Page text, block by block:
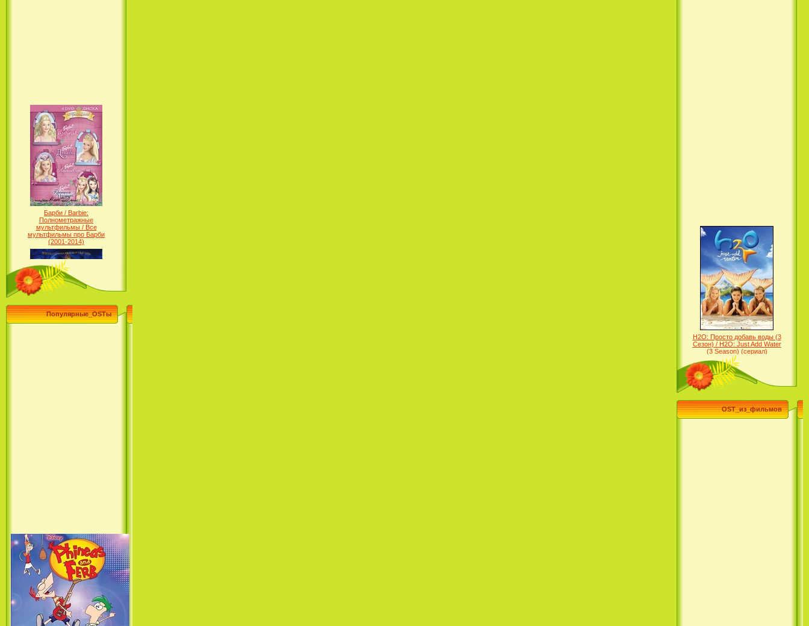
Барби / Barbie:
Полнометражные
мультфильмы / Все
мультфильмы про Барби
(2001-2014)
Фархат: Принц Персии /
Farhat: The Prince of the
Desert (сериал) (2004)
Популярные_OSTы
Семейка Крудс / The Croods
(2013)
H2O: Просто добавь воды (3
Сезон) / H2O: Just Add Water
(3 Season) (сериал)
Смотреть Телеканал Disney
Онлайн
OST_из_фильмов